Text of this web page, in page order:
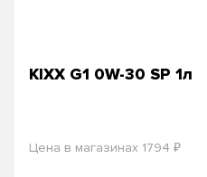
KIXX G1 0W-30 SP 1л
Цена в магазинах 1794 ₽